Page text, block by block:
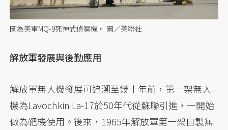
圖為美軍MQ-9死神式偵察機。 圖／美聯社
解放軍發展與後勤應用
解放軍無人機發展可追溯至幾十年前，第一架無人
機為Lavochkin La-17於50年代從蘇聯引進，一開始
做為靶機使用。後來，1965年解放軍第一架自製無